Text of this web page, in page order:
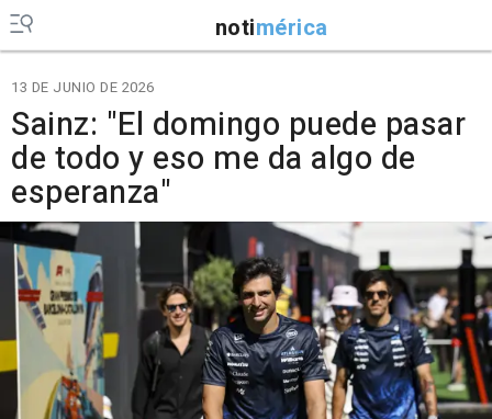
notimérica
13 DE JUNIO DE 2026
Sainz: "El domingo puede pasar
de todo y eso me da algo de
esperanza"